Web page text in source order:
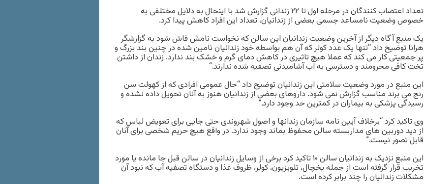
تعداد اعتصاب کنندگان در مرحله اول تا ۲۲ زندانی گزارش شد با اینحال به دلایل مختلفی به
خصوص وضعیت نامساعد جسمی بعضی از زندانیان، تعداد این افراد کاهش پیدا کرد.
یک منبع آگاه دیگر از آخرین وضعیت زندانیان این سالن که نخواست نامش فاش شود به گزارشگر
هرانا توضیح داد “تنها یک عدد کولر که آن هم بواسطه خود زندانیان تامین شده در چنین بند بزرگ و
پر جمعیتی کار می کند که عملا هیچ تاثیری در کاهش دمای گرم و خشک بند ندارد. زندان از داشتن
تخت کافی محرومند و دسترسی به اب آشامیدنی تصفیه شده ندارند.“
این منبع در مورد وضعیت سلامتی این زندانیان توضیح داد “حال عمومی افرادی که از کهولت سن
رنج می برند مناسب گزارش نمی شود. داروهای بعضی از زندانیان هنوز به آنان تحویل داده نشده و
رسیدگی پزشکی به بیماران در کمترین حد وجود دارد.”
وی تاکید کرد “برخلاف آیین نامه سازمان زندانها و اصول شهروندی حتی جایی برای تعویض لباس که
از دید دوربین های مداربسته سالن محفوظ بماند وجود ندارد. در واقع هیچ حریم شخصی برای آنان
قابل تصور نیست.”
این منبع نزدیک به زندانیان سالن ۱۰ تاکید کرد برخی از وسایل زندانیان در سالن قبل جا مانده یا مورد
تخریب قرار گرفته است از جمله یخچال، تلویزیون، کولر، ظروف غذا و دستگاه تصفیه آب که نبود آن
مشکلات زندانیان را چند برابر کرده است.